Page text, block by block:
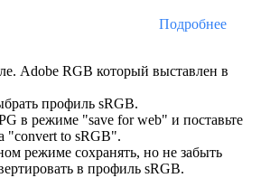
Подробнее
Adobe RGB который выставлен в
профиль sRGB.
в режиме "save for web" и поставьте
"convert to sRGB".
режиме сохранять, но не забыть
в профиль sRGB.